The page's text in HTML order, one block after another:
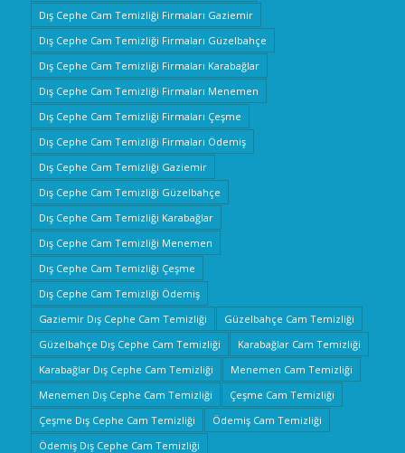
Dış Cephe Cam Temizliği Firmaları Gaziemir
Dış Cephe Cam Temizliği Firmaları Güzelbahçe
Dış Cephe Cam Temizliği Firmaları Karabağlar
Dış Cephe Cam Temizliği Firmaları Menemen
Dış Cephe Cam Temizliği Firmaları Çeşme
Dış Cephe Cam Temizliği Firmaları Ödemiş
Dış Cephe Cam Temizliği Gaziemir
Dış Cephe Cam Temizliği Güzelbahçe
Dış Cephe Cam Temizliği Karabağlar
Dış Cephe Cam Temizliği Menemen
Dış Cephe Cam Temizliği Çeşme
Dış Cephe Cam Temizliği Ödemiş
Gaziemir Dış Cephe Cam Temizliği
Güzelbahçe Cam Temizliği
Güzelbahçe Dış Cephe Cam Temizliği
Karabağlar Cam Temizliği
Karabağlar Dış Cephe Cam Temizliği
Menemen Cam Temizliği
Menemen Dış Cephe Cam Temizliği
Çeşme Cam Temizliği
Çeşme Dış Cephe Cam Temizliği
Ödemiş Cam Temizliği
Ödemiş Dış Cephe Cam Temizliği